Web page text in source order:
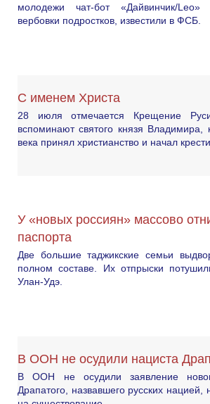
молодежи чат-бот «Дайвинчик/
вербовки подростков, известили в ФСБ.
С именем Христа
28 июля отмечается Крещение
вспоминают святого князя Владимира,
века принял христианство и начал
У «новых россиян» массово
паспорта
Две большие таджикские семьи
полном составе. Их отпрыски
Улан-Удэ.
В ООН не осудили нациста
В ООН не осудили заявление
Драпатого, назвавшего русских